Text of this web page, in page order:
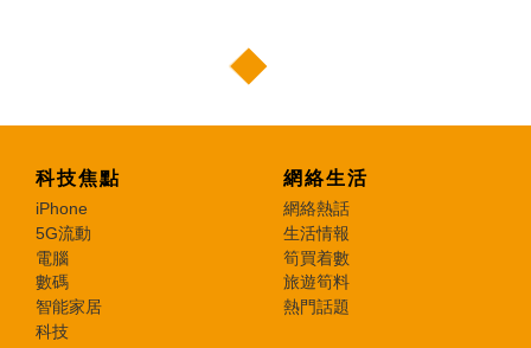
科技焦點
iPhone
5G流動
電腦
數碼
智能家居
科技
網絡生活
網絡熱話
生活情報
筍買着數
旅遊筍料
熱門話題